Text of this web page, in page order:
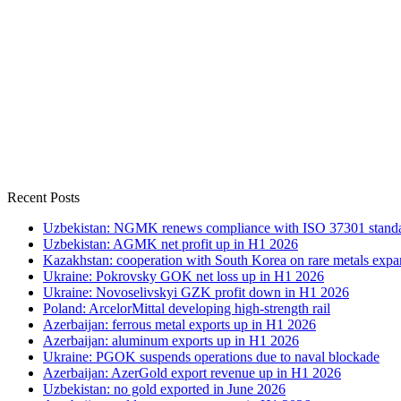
Recent Posts
Uzbekistan: NGMK renews compliance with ISO 37301
Uzbekistan: AGMK net profit up in H1 2026
Kazakhstan: cooperation with South Korea on rare metals
Ukraine: Pokrovsky GOK net loss up in H1 2026
Ukraine: Novoselivskyi GZK profit down in H1 2026
Poland: ArcelorMittal developing high-strength rail
Azerbaijan: ferrous metal exports up in H1 2026
Azerbaijan: aluminum exports up in H1 2026
Ukraine: PGOK suspends operations due to naval blockade
Azerbaijan: AzerGold export revenue up in H1 2026
Uzbekistan: no gold exported in June 2026